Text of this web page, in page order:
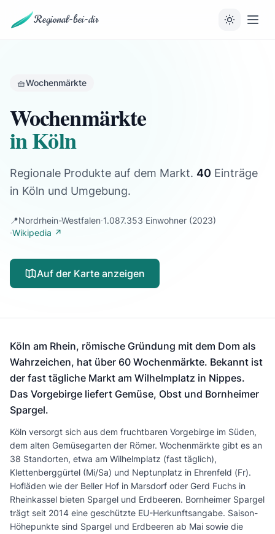
Regional-bei-dir
🧺Wochenmärkte
Wochenmärkte
in Köln
Regionale Produkte auf dem Markt. 40 Einträge
in Köln und Umgebung.
📍Nordrhein-Westfalen·1.087.353 Einwohner (2023)
·Wikipedia ↗
Auf der Karte anzeigen
Köln am Rhein, römische Gründung mit dem Dom als
Wahrzeichen, hat über 60 Wochenmärkte. Bekannt ist
der fast tägliche Markt am Wilhelmplatz in Nippes.
Das Vorgebirge liefert Gemüse, Obst und Bornheimer
Spargel.
Köln versorgt sich aus dem fruchtbaren Vorgebirge im Süden,
dem alten Gemüsegarten der Römer. Wochenmärkte gibt es an
38 Standorten, etwa am Wilhelmplatz (fast täglich),
Klettenberggürtel (Mi/Sa) und Neptunplatz in Ehrenfeld (Fr).
Hofläden wie der Beller Hof in Marsdorf oder Gerd Fuchs in
Rheinkassel bieten Spargel und Erdbeeren. Bornheimer Spargel
trägt seit 2014 eine geschützte EU-Herkunftsangabe. Saison-
Höhepunkte sind Spargel und Erdbeeren ab Mai sowie die